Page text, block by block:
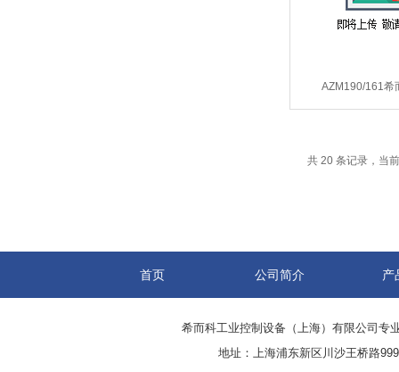
AZM190/161希
SCHMERSAL
共 20 条记录，当
首页 公司简介 产
希而科工业控制设备（上海）有限公司专
地址：上海浦东新区川沙王桥路